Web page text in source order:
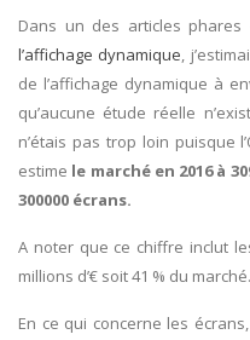
Dans un des articles
l’affichage dynamique,
de l’affichage dynamique à
qu’aucune étude réelle
n’étais pas trop loin puisque
estime le marché en 2016 à
300000 écrans.
A noter que ce chiffre inclut
millions d’€ soit 41 % du marché.
En ce qui concerne les